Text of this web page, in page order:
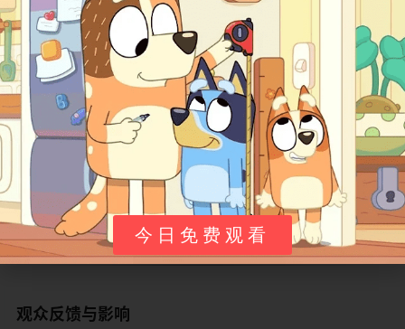
果。 ​​主要角色介绍​
角色名 身份/特点 角色特点简介
吉姆 人类男孩/主角 好奇心旺盛，常因莽撞引发问题，
螺小西 螺丝钉女孩 团队技术担当，精通器械原理，性
螺丝钉长者 知识渊博，常讲述科技发展史，传
螺诺德 螺丝钉男孩 活泼好动，实验精神强，其失败经
观众反馈与影响
今日免费观看